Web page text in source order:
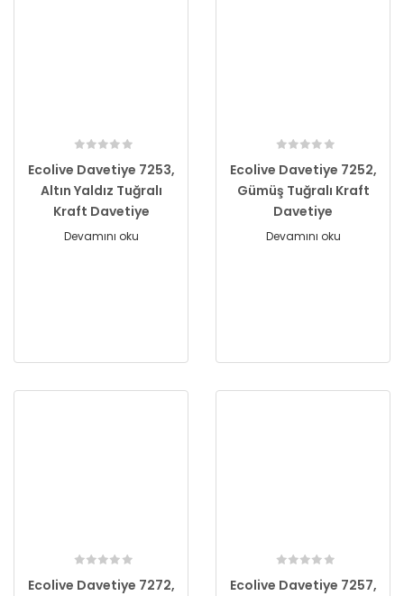
Ecolive Davetiye 7253,
Altın Yaldız Tuğralı
Kraft Davetiye
Devamını oku
Ecolive Davetiye 7252,
Gümüş Tuğralı Kraft
Davetiye
Devamını oku
Ecolive Davetiye 7272,
Ecolive Davetiye 7257,